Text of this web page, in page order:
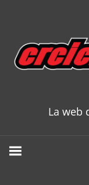
content
La web